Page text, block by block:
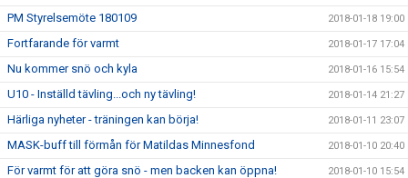
PM Styrelsemöte 180109 2018-01-18 19:00
Fortfarande för varmt 2018-01-17 17:04
Nu kommer snö och kyla 2018-01-16 15:54
U10 - Inställd tävling...och ny tävling! 2018-01-14 21:27
Härliga nyheter - träningen kan börja! 2018-01-11 23:07
MASK-buff till förmån för Matildas Minnesfond 2018-01-10 20:40
För varmt för att göra snö - men backen kan öppna! 2018-01-10 15:54